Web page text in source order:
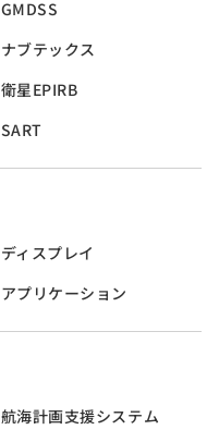
GMDSS
ナブテックス
衛星EPIRB
SART
ディスプレイ
アプリケーション
航海計画支援システム